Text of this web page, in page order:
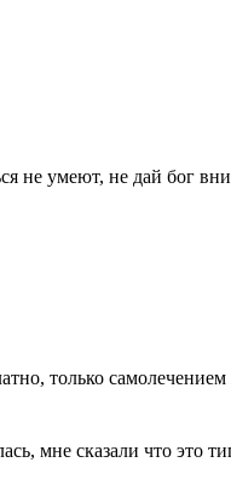
не умеют, не дай бог
только самолечением
мне сказали что это